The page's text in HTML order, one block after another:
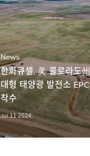
News
한화큐셀, 美 콜로라도州
대형 태양광 발전소 EPC
착수
Jul 11 2024